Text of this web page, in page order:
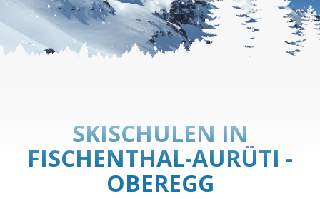
SKISCHULEN IN
FISCHENTHAL-AURÜTI -
OBEREGG